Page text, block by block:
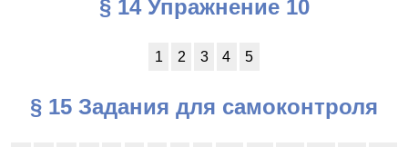
§ 14 Упражнение 10
1 2 3 4 5
§ 15 Задания для самоконтроля